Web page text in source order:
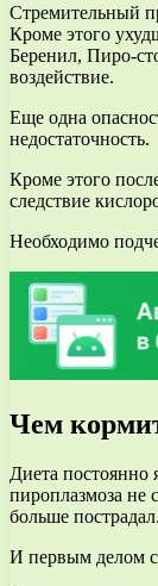
Стремительный
Кроме этого
Беренил, Пиро-
воздействие.
Еще одна
недостаточность.
Кроме этого
следствие
Необходимо
Чем
Диета постоянно
пироплазмоза не
больше
И первым делом